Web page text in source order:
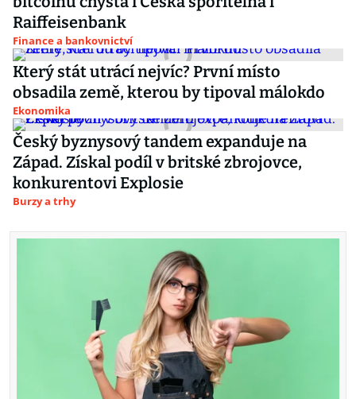
Raiffeisenbank
Finance a bankovnictví
Který stát utrácí nejvíc? První místo
obsadila země, kterou by tipoval málokdo
Ekonomika
Český byznysový tandem expanduje na
Západ. Získal podíl v britské zbrojovce,
konkurentovi Explosie
Burzy a trhy